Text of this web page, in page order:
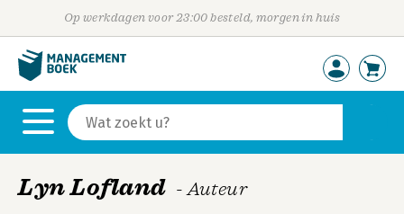
Op werkdagen voor 23:00 besteld, morgen in huis
Lyn Lofland - Auteur